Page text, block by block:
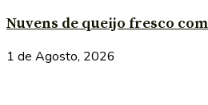
Nuvens de queijo fresco
1 de Agosto, 2026